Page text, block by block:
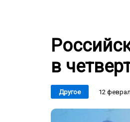
в
Другое 12